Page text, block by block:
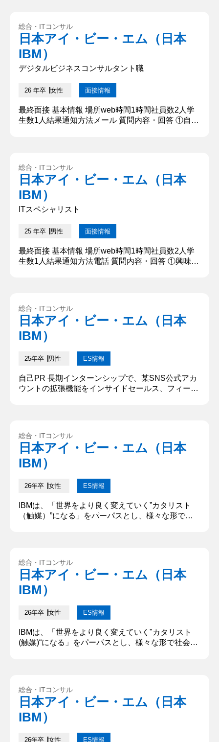
迷しており、現状では目標達成が困難な状況だっ
た。そこで○○県人会でのプレゼン、ポスティング、
SNSの活用など考え得...
総合・ITコンサル
日本アイ・ビー・エム（日本
IBM）
デジタルビジネスコンサルタント職
26 年卒 女性 面接情報
最終面接 基本情報 場所web時間1時間社員数2人学
生数1人結果通知方法メール 質問内容・回答 ①自己
職活動を行ってきたので、大変緊張しております
が、熱意をしっかりと伝えられるように頑張ります
のでよろしくお願いいた...
総合・ITコンサル
日本アイ・ビー・エム（日本
IBM）
ITスペシャリスト
25 年卒 男性 面接情報
最終面接 基本情報 場所web時間1時間社員数2人学
生数1人結果通知方法電話 質問内容・回答 ①興味の
ションとして提供すると良いですか 金融業界にソリ
ューションを提供すると良いと思います。 ③面接の
最後に伝え...
総合・ITコンサル
日本アイ・ビー・エム（日本
IBM）
25年卒 男性 ES情報
自己PR 長期インターンシップで、某SNS公式アカ
ウントの拡張機能をインサイドセールス、フィール
表彰を受けた。現在は学生メンバー8人のマネジメ
ントとフィールドセールスプレイヤーとして活動し
ている。 志望動機 自分...
総合・ITコンサル
日本アイ・ビー・エム（日本
IBM）
26年卒 女性 ES情報
IBMは、「世界をより良く変えていく”カタリスト
（触媒）”になる」をパーパスとし、様々な形で社
ト”になる」というパーパスに共感し、デジタルビ
ジネスコンサルタントとして社会に貢献したいと考
えている。某アパレルシ...
総合・ITコンサル
日本アイ・ビー・エム（日本
IBM）
26年卒 女性 ES情報
IBMは、「世界をより良く変えていく"カタリスト
(触媒)“になる」をパーパスとし、様々な形で社会に
で自分が果たしたい役割やIBMでの仕事を通じて成
し遂げたいことを教えてください。(500文字以下)
私は貴社でテク...
総合・ITコンサル
日本アイ・ビー・エム（日本
IBM）
26年卒 女性 ES情報